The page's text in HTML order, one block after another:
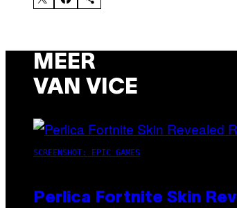
MEER
VAN VICE
SCREENSHOT: EPIC GAMES
Perlica Fortnite Skin